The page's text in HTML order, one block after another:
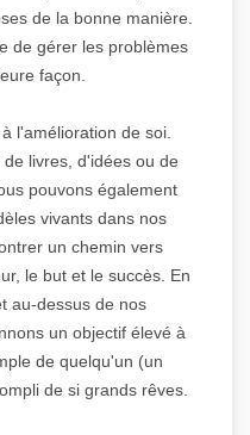
de la bonne manière.
de gérer les problèmes
façon.
l'amélioration de soi.
livres, d'idées ou de
pouvons également
vivants dans nos
un chemin vers
le but et le succès. En
au-dessus de nos
un objectif élevé à
de quelqu'un (un
de si grands rêves.